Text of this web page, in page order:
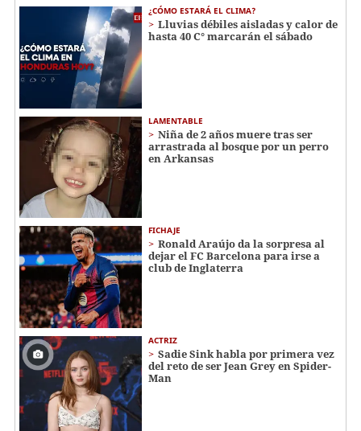
¿CÓMO ESTARÁ EL CLIMA?
Lluvias débiles aisladas y calor de
hasta 40 C° marcarán el sábado
LAMENTABLE
Niña de 2 años muere tras ser
arrastrada al bosque por un perro
en Arkansas
FICHAJE
Ronald Araújo da la sorpresa al
dejar el FC Barcelona para irse a
club de Inglaterra
ACTRIZ
Sadie Sink habla por primera vez
del reto de ser Jean Grey en Spider-
Man